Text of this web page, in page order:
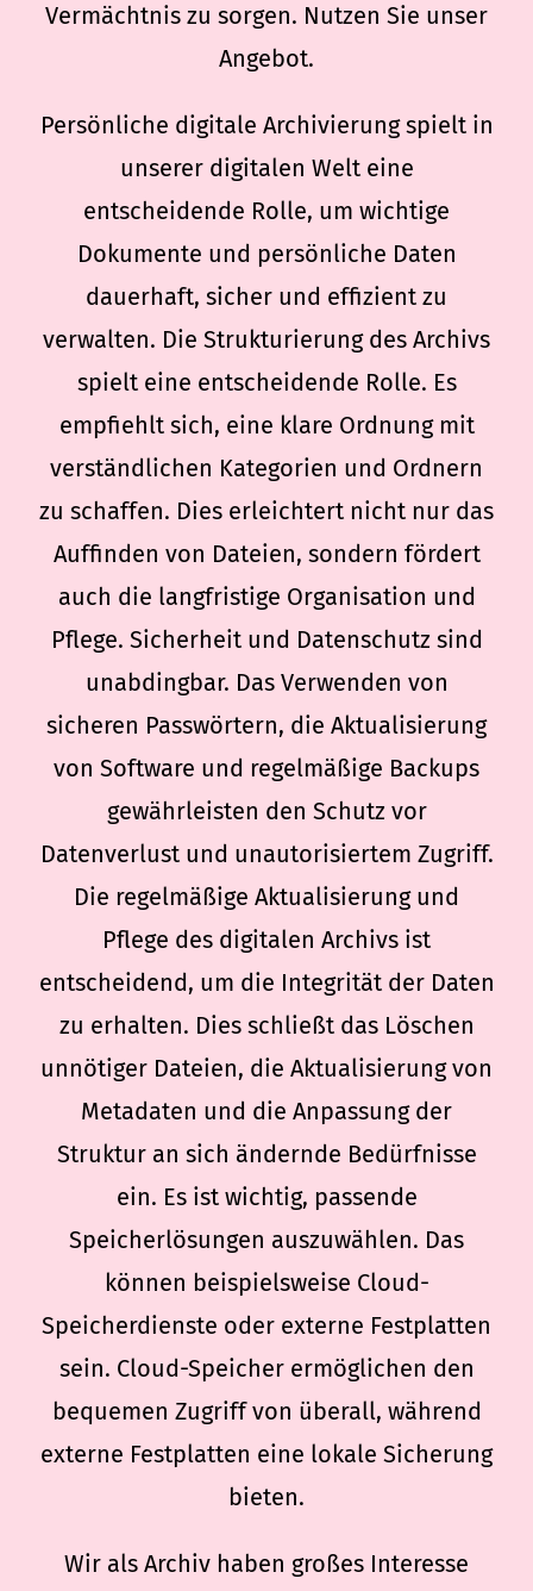
Vermächtnis zu sorgen. Nutzen Sie unser
Angebot.
Persönliche digitale Archivierung spielt in
unserer digitalen Welt eine
entscheidende Rolle, um wichtige
Dokumente und persönliche Daten
dauerhaft, sicher und effizient zu
verwalten. Die Strukturierung des Archivs
spielt eine entscheidende Rolle. Es
empfiehlt sich, eine klare Ordnung mit
verständlichen Kategorien und Ordnern
zu schaffen. Dies erleichtert nicht nur das
Auffinden von Dateien, sondern fördert
auch die langfristige Organisation und
Pflege. Sicherheit und Datenschutz sind
unabdingbar. Das Verwenden von
sicheren Passwörtern, die Aktualisierung
von Software und regelmäßige Backups
gewährleisten den Schutz vor
Datenverlust und unautorisiertem Zugriff.
Die regelmäßige Aktualisierung und
Pflege des digitalen Archivs ist
entscheidend, um die Integrität der Daten
zu erhalten. Dies schließt das Löschen
unnötiger Dateien, die Aktualisierung von
Metadaten und die Anpassung der
Struktur an sich ändernde Bedürfnisse
ein. Es ist wichtig, passende
Speicherlösungen auszuwählen. Das
können beispielsweise Cloud-
Speicherdienste oder externe Festplatten
sein. Cloud-Speicher ermöglichen den
bequemen Zugriff von überall, während
externe Festplatten eine lokale Sicherung
bieten.
Wir als Archiv haben großes Interesse